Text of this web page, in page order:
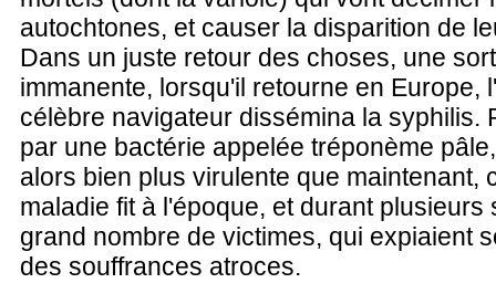
autochtones, et causer la disparition de
Dans un juste retour des choses, une
immanente, lorsqu'il retourne en Europe,
célèbre navigateur dissémina la syphilis.
par une bactérie appelée tréponème
alors bien plus virulente que maintenant,
maladie fit à l'époque, et durant plusieurs
grand nombre de victimes, qui expiaient
des souffrances atroces.